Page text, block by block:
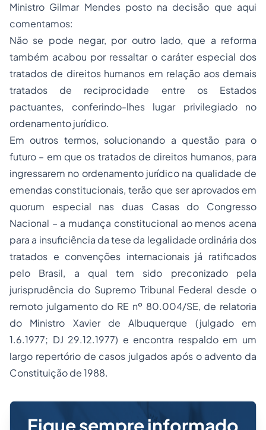
Ministro Gilmar Mendes posto na decisão que aqui
comentamos:
Não se pode negar, por outro lado, que a reforma
também acabou por ressaltar o caráter especial dos
tratados de direitos humanos em relação aos demais
tratados de reciprocidade entre os Estados
pactuantes, conferindo-lhes lugar privilegiado no
ordenamento jurídico.
Em outros termos, solucionando a questão para o
futuro – em que os tratados de direitos humanos, para
ingressarem no ordenamento jurídico na qualidade de
emendas constitucionais, terão que ser aprovados em
quorum especial nas duas Casas do Congresso
Nacional – a mudança constitucional ao menos acena
para a insuficiência da tese da legalidade ordinária dos
tratados e convenções internacionais já ratificados
pelo Brasil, a qual tem sido preconizado pela
jurisprudência do Supremo Tribunal Federal desde o
remoto julgamento do RE nº 80.004/SE, de relatoria
do Ministro Xavier de Albuquerque (julgado em
1.6.1977; DJ 29.12.1977) e encontra respaldo em um
largo repertório de casos julgados após o advento da
Constituição de 1988.
Fique sempre informado